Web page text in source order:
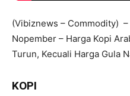
(Vibiznews – Commodity)
Nopember – Harga Kopi
Turun, Kecuali Harga Gula
KOPI